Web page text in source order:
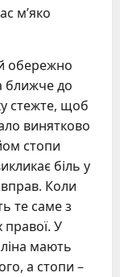
м’яко
обережно
ближче до
стежте, щоб
винятково
стопи
біль у
вправ. Коли
те саме з
У
мають
а стопи –